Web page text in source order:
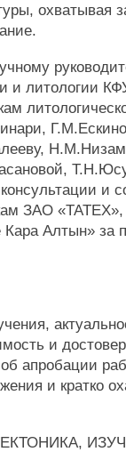
охватывая
и литологии
и
ЗАО
Алтын» за
и
апробации
и кратко